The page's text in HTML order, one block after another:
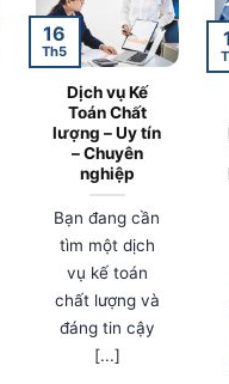
Dịch vụ Kế
Toán Chất
lượng – Uy tín
– Chuyên
nghiệp
Bạn đang cần
tìm một dịch
vụ kế toán
chất lượng và
đáng tin cậy
[...]
16
Th5